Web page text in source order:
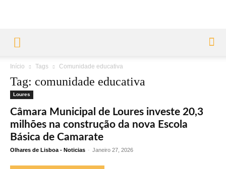
Início Tags Comunidade educativa
Tag: comunidade educativa
Loures
Câmara Municipal de Loures investe 20,3
milhões na construção da nova Escola
Básica de Camarate
Olhares de Lisboa - Noticias - Janeiro 27, 2026